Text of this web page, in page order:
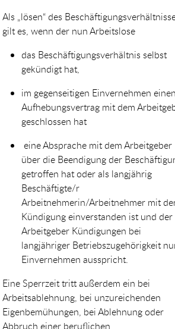
Als „lösen“ des
gilt es, wenn der nun Arbeitslose
das Beschäftigungsverhältnis selbst
gekündigt hat,
im gegenseitigen Einvernehmen einen
Aufhebungsvertrag mit dem
geschlossen hat
eine Absprache mit dem Arbeitgeber
über die Beendigung der
getroffen hat oder als langjährig
Beschäftigte/r
Arbeitnehmerin/Arbeitnehmer mit
Kündigung einverstanden ist und der
Arbeitgeber Kündigungen bei
langjähriger Betriebszugehörigkeit
Einvernehmen ausspricht.
Eine Sperrzeit tritt außerdem ein bei
Arbeitsablehnung, bei unzureichenden
Eigenbemühungen, bei Ablehnung oder
Abbruch einer beruflichen